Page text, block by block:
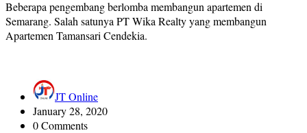
Beberapa pengembang berlomba membangun apartemen di
Semarang. Salah satunya PT Wika Realty yang membangun
Apartemen Tamansari Cendekia.
JT Online
January 28, 2020
0 Comments